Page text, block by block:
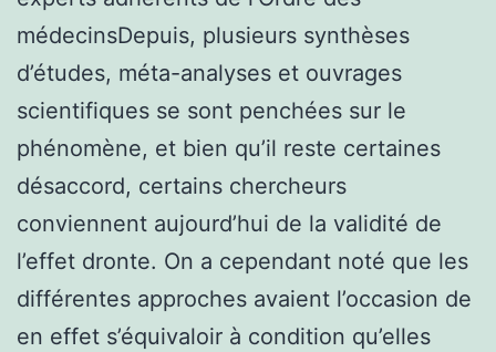
médecinsDepuis, plusieurs synthèses
d’études, méta-analyses et ouvrages
scientifiques se sont penchées sur le
phénomène, et bien qu’il reste certaines
désaccord, certains chercheurs
conviennent aujourd’hui de la validité de
l’effet dronte. On a cependant noté que les
différentes approches avaient l’occasion de
en effet s’équivaloir à condition qu’elles